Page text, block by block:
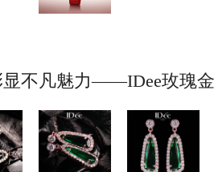
不凡魅力——IDee玫瑰